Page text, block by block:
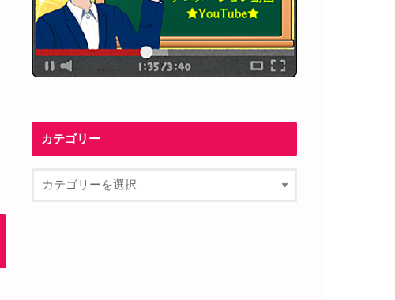
カテゴリー